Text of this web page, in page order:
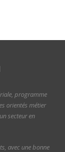
programme
orientés métier
secteur en
avec une bonne